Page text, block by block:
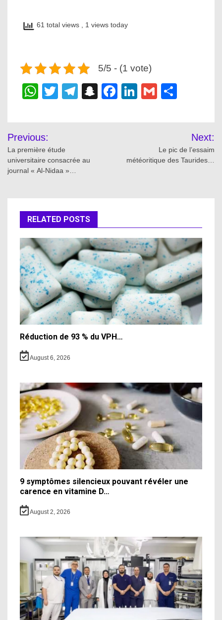
61 total views , 1 views today
5/5 - (1 vote)
WhatsApp
TwitterTelegram
Snapchat
Facebook
LinkedIn
Gmail
Post
navigation
Previous:
La première étude
universitaire consacrée au
journal « Al-Nidaa »…
Next:
Le pic de l’essaim
météoritique des Taurides…
RELATED POSTS
Réduction de 93 % du VPH…
August 6, 2026
9 symptômes silencieux pouvant révéler une
carence en vitamine D…
August 2, 2026